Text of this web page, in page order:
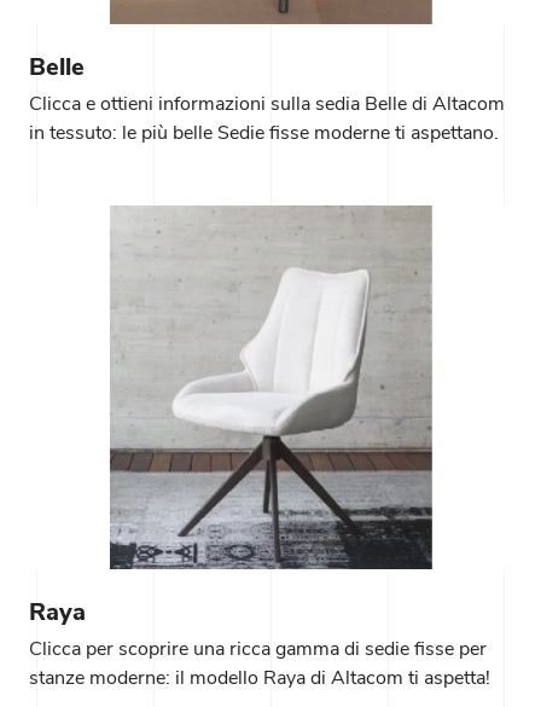
Belle
Clicca e ottieni informazioni sulla sedia Belle di Altacom
in tessuto: le più belle Sedie fisse moderne ti aspettano.
Raya
Clicca per scoprire una ricca gamma di sedie fisse per
stanze moderne: il modello Raya di Altacom ti aspetta!